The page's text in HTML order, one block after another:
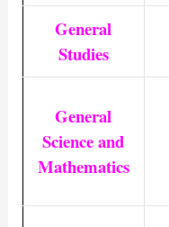
General
Studies
General
Science and
Mathematics